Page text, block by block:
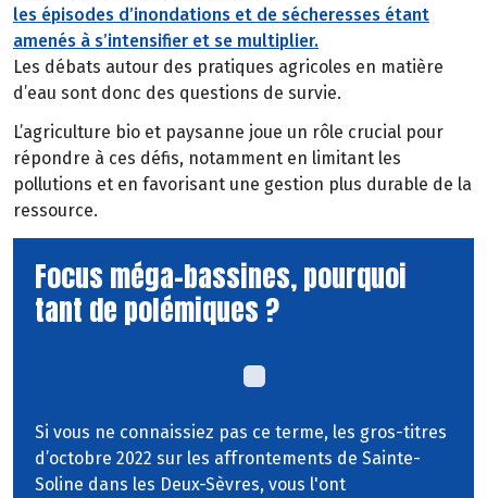
les épisodes d’inondations et de sécheresses étant
amenés à s’intensifier et se multiplier.
Les débats autour des pratiques agricoles en matière
d’eau sont donc des questions de survie.
L’agriculture bio et paysanne joue un rôle crucial pour
répondre à ces défis, notamment en limitant les
pollutions et en favorisant une gestion plus durable de la
ressource.
Focus méga-bassines, pourquoi
tant de polémiques ?
Si vous ne connaissiez pas ce terme, les gros-titres
d’octobre 2022 sur les affrontements de Sainte-
Soline dans les Deux-Sèvres, vous l'ont